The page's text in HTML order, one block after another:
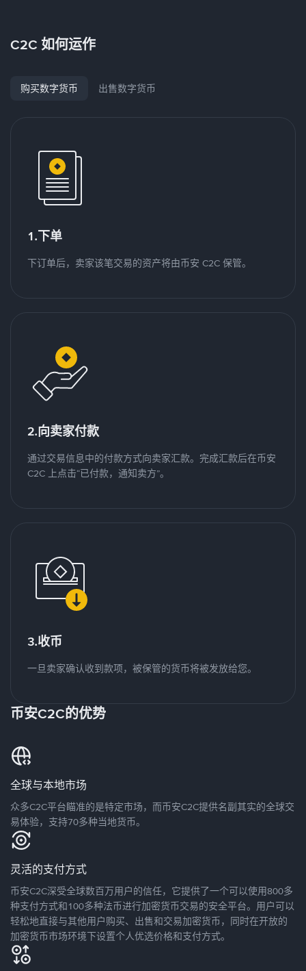
C2C 如何运作
购买数字货币 出售数字货币
1.下单
下订单后，卖家该笔交易的资产将由币安 C2C 保管。
2.向卖家付款
通过交易信息中的付款方式向卖家汇款。完成汇款后在币安
C2C 上点击“已付款，通知卖方”。
3.收币
一旦卖家确认收到款项，被保管的货币将被发放给您。
币安C2C的优势
全球与本地市场
众多C2C平台瞄准的是特定市场，而币安C2C提供名副其实的全球交
易体验，支持70多种当地货币。
灵活的支付方式
币安C2C深受全球数百万用户的信任，它提供了一个可以使用800多
种支付方式和100多种法币进行加密货币交易的安全平台。用户可以
轻松地直接与其他用户购买、出售和交易加密货币，同时在开放的
加密货币市场环境下设置个人优选价格和支付方式。